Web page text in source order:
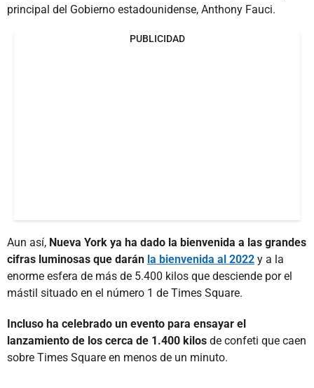
principal del Gobierno estadounidense, Anthony Fauci.
PUBLICIDAD
Aun así, Nueva York ya ha dado la bienvenida a las grandes
cifras luminosas que darán la bienvenida al 2022 y a la
enorme esfera de más de 5.400 kilos que desciende por el
mástil situado en el número 1 de Times Square.
Incluso ha celebrado un evento para ensayar el
lanzamiento de los cerca de 1.400 kilos de confeti que caen
sobre Times Square en menos de un minuto.